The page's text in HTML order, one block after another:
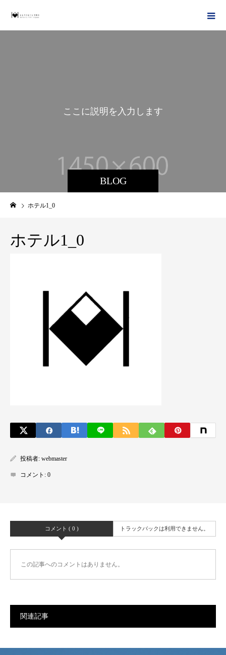
BLOG
ここに説明を入力し ます。
ホテル1_0
ホテル1_0
投稿者: webmaster
コメント: 0
コメント ( 0 ) トラックバックは利用できません。
この記事へのコメントはありません。
関連記事